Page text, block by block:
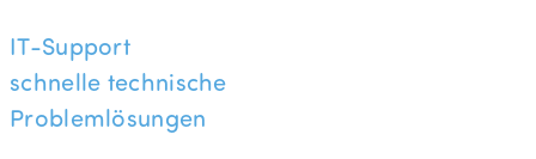
IT-Support
schnelle technische
Problemlösungen